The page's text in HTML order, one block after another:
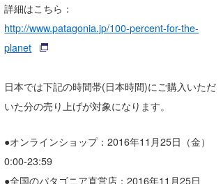
詳細はこちら：
http://www.patagonia.jp/100-percent-for-the-
planet
日本では下記の時間帯(日本時間)にご購入いただ
いた分の売り上げが対象になります。
●オンラインショップ：2016年11月25日（金）
0:00-23:59
●全国のパタゴニア直営店：2016年11月25日
KY
MIN
OYZ
Soulman